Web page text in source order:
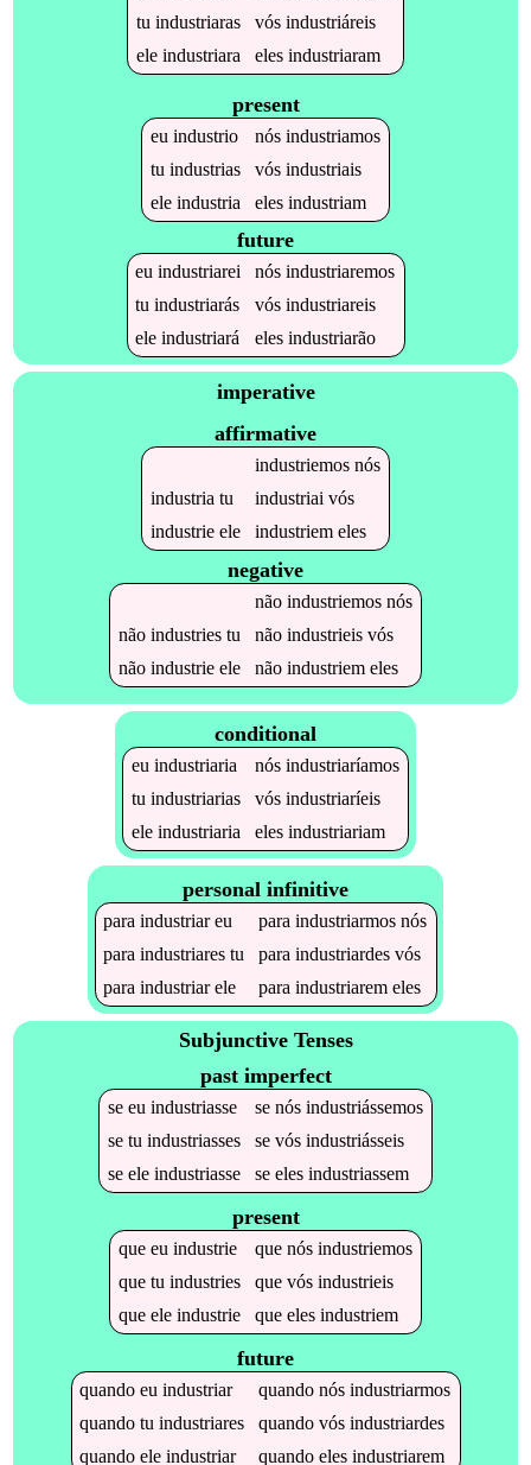
tu industriaras vós industriáreis
ele industriara eles industriaram
present
eu industrio nós industriamos
tu industrias vós industriais
ele industria eles industriam
future
euindustriarei nósindustriaremos
tuindustriarás vósindustriareis
eleindustriará elesindustriarão
imperative
affirmative
industriemosnós
industria tu industriai vós
industrieele industriemeles
negative
não industriemosnós
não industriestu não industrieisvós
não industrieele não industriemeles
conditional
eu industriaria nós industriaríamos
tu industriarias vós industriaríeis
ele industriaria eles industriariam
personal infinitive
paraindustriareu paraindustriarmos nós
paraindustriares tu paraindustriardes vós
paraindustriarele paraindustriarem eles
Subjunctive Tenses
past imperfect
se eu industriasse se nós industriássemos
se tu industriasses se vós industriásseis
se ele industriasse se eles industriassem
present
que eu industrie que nós industriemos
que tu industries que vós industrieis
que ele industrie que eles industriem
future
quandoeuindustriar quandonósindustriarmos
quandotuindustriares quandovósindustriardes
quandoeleindustriar quandoelesindustriarem